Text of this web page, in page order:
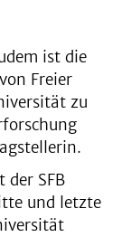
ist die
Freier
zu
der SFB
und letzte